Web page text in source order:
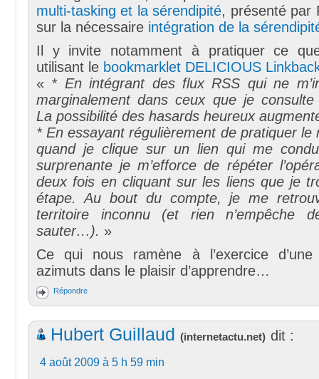
multi-tasking et la sérendipité, présenté par
sur la nécessaire intégration de la
Il y invite notamment à pratiquer ce
utilisant le bookmarklet DELICIOUS
« * En intégrant des flux RSS qui ne
marginalement dans ceux que je consulte
La possibilité des hasards heureux
* En essayant régulièrement de pratiquer le
quand je clique sur un lien qui me
surprenante je m’efforce de répéter
deux fois en cliquant sur les liens que je
étape. Au bout du compte, je me
territoire inconnu (et rien n’empêche
sauter…). »
Ce qui nous ramène à l’exercice
azimuts dans le plaisir d’apprendre…
Répondre
Hubert Guillaud (internetactu.net) dit :
4 août 2009 à 5 h 59 min